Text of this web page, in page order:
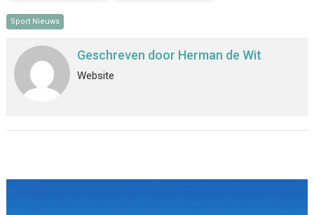
Sport Nieuws
Geschreven door Herman de Wit
Website